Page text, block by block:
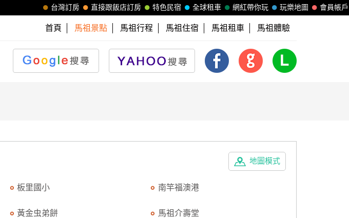
會員帳戶
玩樂地圖
網紅帶你玩
全球租車
特色民宿
直接跟飯店訂房
台灣訂房
首頁 馬祖景點 馬祖行程 馬祖住宿 馬祖租車 馬祖體驗
地圖模式
板里國小 南竿福澳港
黃金虫弟餅 馬祖介壽堂